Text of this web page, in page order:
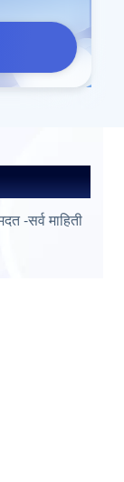
-सर्व माहिती